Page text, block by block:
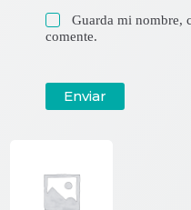
Guarda mi nombre,
comente.
Enviar